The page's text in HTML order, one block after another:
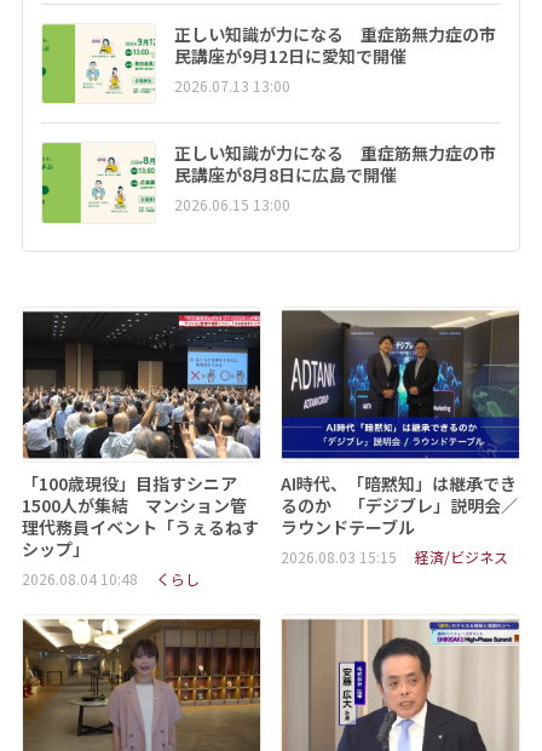
正しい知識が力になる 重症筋無力症の市
民講座が9月12日に愛知で開催
2026.07.13 13:00
正しい知識が力になる 重症筋無力症の市
民講座が8月8日に広島で開催
2026.06.15 13:00
「100歳現役」目指すシニア
1500人が集結 マンション管
理代務員イベント「うぇるねす
シップ」
2026.08.04 10:48 くらし
AI時代、「暗黙知」は継承でき
るのか 「デジブレ」説明会／
ラウンドテーブル
2026.08.03 15:15 経済/ビジネス